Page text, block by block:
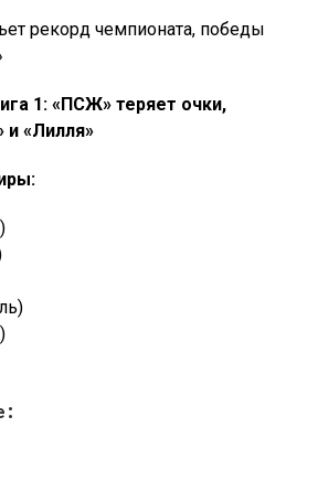
1: «ПСЖ» теряет очки,
«Лилля»